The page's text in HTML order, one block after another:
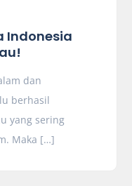
Indonesia
dan
berhasil
yang sering
Maka […]